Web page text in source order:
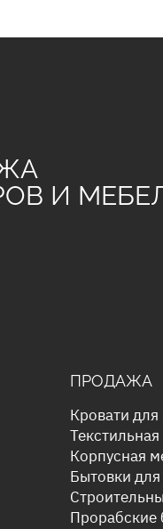
И
ПРОДАЖА
Кровати для
Корпусная
Бытовки
Прорабские